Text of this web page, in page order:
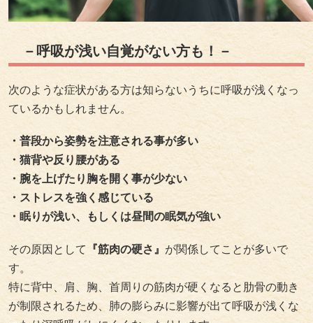
－呼吸が浅い自覚がない方も！－
次のような症状がある方は知らないうちに呼吸が浅くなっ
ているかもしれません。
・普段から姿勢を注意される事が多い
・猫背や反り腰がある
・腕を上げたり胸を開く事が少ない
・ストレスを強く感じている
・眠りが浅い、もしくは昼間の眠気が強い
その原因として 『筋肉の硬さ』 が関係してことが多いで
す。
特に背中、肩、胸、首周りの筋肉が硬くなると肋骨の動き
が制限されるため、肺の膨らみに影響が出て呼吸が浅くな